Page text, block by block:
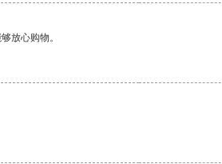
放心购物。